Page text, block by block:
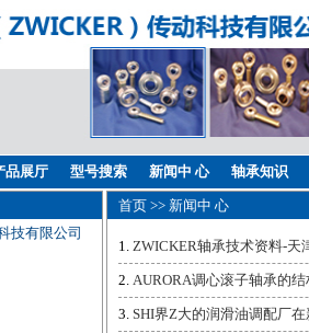
品展厅 型号搜索 新闻中 心 轴承知识
技有限公司
首页 >> 新闻中 心
ZWICKER轴承技术资料-天
AURORA调心滚子轴承的
SHI界Z大的润滑油调配厂